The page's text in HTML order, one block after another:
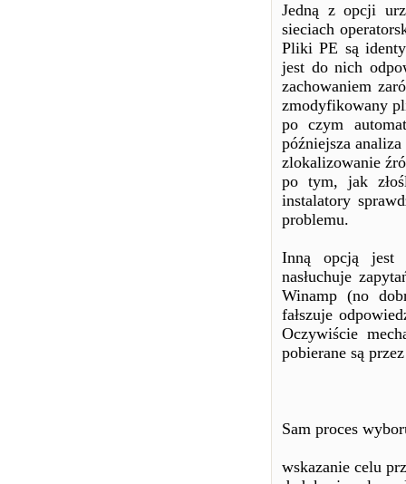
Jedną z opcji
sieciach
Pliki PE są
jest do nich
zachowaniem
zmodyfikowany
po czym
późniejsza
zlokalizowanie
po tym, jak
instalatory
problemu.
Inną opcją jest
nasłuchuje
Winamp (no
fałszuje
Oczywiście
pobierane są
Sam proces
wskazanie celu